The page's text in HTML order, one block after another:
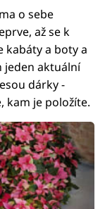
o sebe
až se k
a boty a
jeden aktuální
dárky -
kam je položíte.